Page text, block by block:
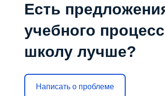
Есть
учебного
школу лучше?
Написать о проблеме